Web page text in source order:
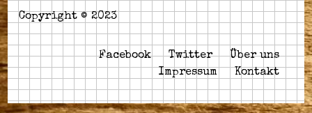
Copyright © 2023
Facebook Twitter
Über uns
Impressum
Kontakt